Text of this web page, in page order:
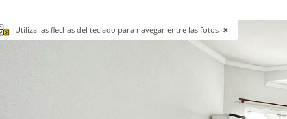
Utiliza las flechas del teclado para navegar entre las fotos